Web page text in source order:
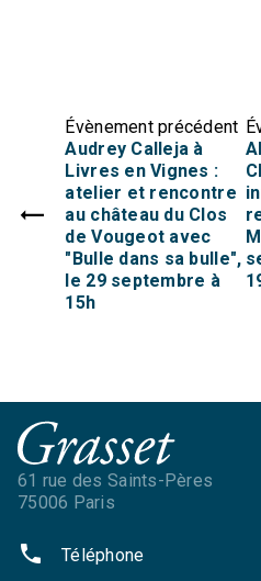
Évènement précédent
Audrey Calleja à
Livres en Vignes :
atelier et rencontre
au château du Clos
de Vougeot avec
"Bulle dans sa bulle",
le 29 septembre à
15h
61 rue des Saints-Pères
75006 Paris
phone Téléphone